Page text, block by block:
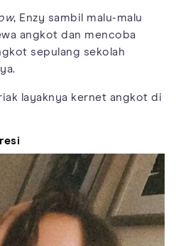
, Enzy sambil malu-malu
angkot dan mencoba
sepulang sekolah
layaknya kernet angkot di